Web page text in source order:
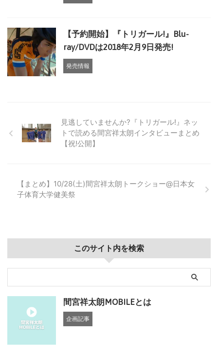
【予約開始】『トリガール!』Blu-
ray/DVDは2018年2月9日発売!
発売情報
見逃していませんか?『トリガール!』ネッ
トで読める間宮祥太朗インタビューまとめ
【祝!公開】
【まとめ】10/28(土)間宮祥太朗トークショー@日本女
子体育大学健美祭
このサイト内を検索
間宮祥太朗MOBILEとは
企画記事